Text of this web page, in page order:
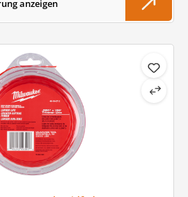
anzeigen